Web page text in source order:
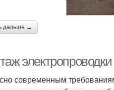
дальше →
современным